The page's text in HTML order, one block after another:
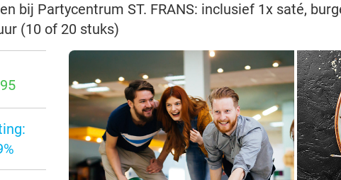
bij Partycentrum ST. FRANS: inclusief 1x saté,
(10 of 20 stuks)